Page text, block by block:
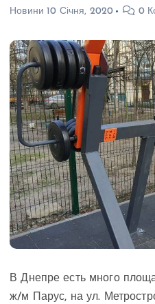
Новини 10 Січня, 2020 0
В Днепре есть много
ж/м Парус, на ул.